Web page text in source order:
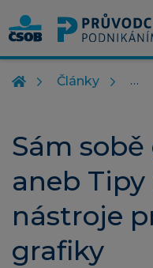
Články
Sám
aneb
nástroje
grafiky